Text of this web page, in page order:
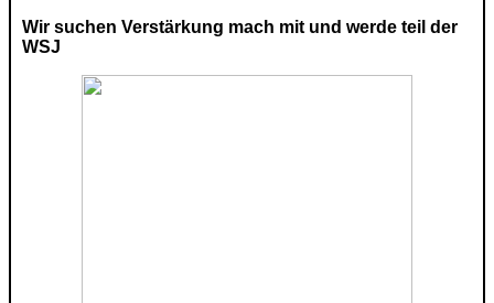
Wir suchen Verstärkung mach mit und werde teil der
WSJ